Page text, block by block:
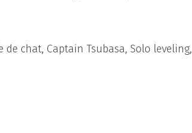
chat, Captain Tsubasa, Solo leveling,